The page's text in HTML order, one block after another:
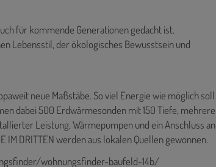
für kommende Generationen gedacht ist.
Lebensstil, der ökologisches Bewusstsein und
neue Maßstäbe. So viel Energie wie möglich soll
dabei 500 Erdwärmesonden mit 150 Tiefe, mehrere
Leistung, Wärmepumpen und ein Anschluss an
IM DRITTEN werden aus lokalen Quellen gewonnen.
wohnungsfinder-baufeld-14b/